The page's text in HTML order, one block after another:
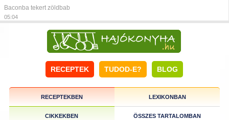
Baconba tekert zöldbab
05:04
RECEPTEK TUDOD-E? BLOG
RECEPTEKBEN LEXIKONBAN
CIKKEKBEN ÖSSZES TARTALOMBAN